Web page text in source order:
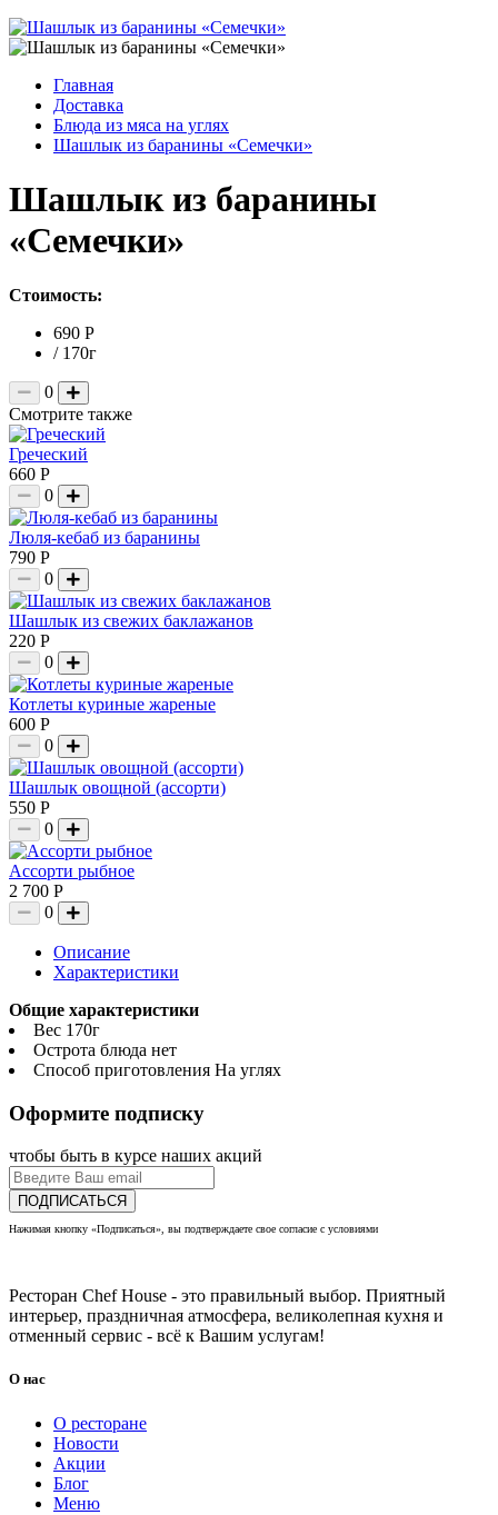
Главная
Доставка
Блюда из мяса на углях
Шашлык из баранины «Семечки»
Шашлык из баранины
«Семечки»
Стоимость:
690 Р
/ 170г
0
Смотрите также
Греческий
660 Р
0
Люля-кебаб из баранины
790 Р
0
Шашлык из свежих баклажанов
220 Р
0
Котлеты куриные жареные
600 Р
0
Шашлык овощной (ассорти)
550 Р
0
Ассорти рыбное
2 700 Р
0
Описание
Характеристики
Общие характеристики
Вес 170г
Острота блюда нет
Способ приготовления На углях
Оформите подписку
чтобы быть в курсе наших акций
ПОДПИСАТЬСЯ
Нажимая кнопку «Подписаться», вы подтверждаете свое согласие с условиями
Ресторан Chef House - это правильный выбор. Приятный
интерьер, праздничная атмосфера, великолепная кухня и
отменный сервис - всё к Вашим услугам!
О нас
О ресторане
Новости
Акции
Блог
Меню